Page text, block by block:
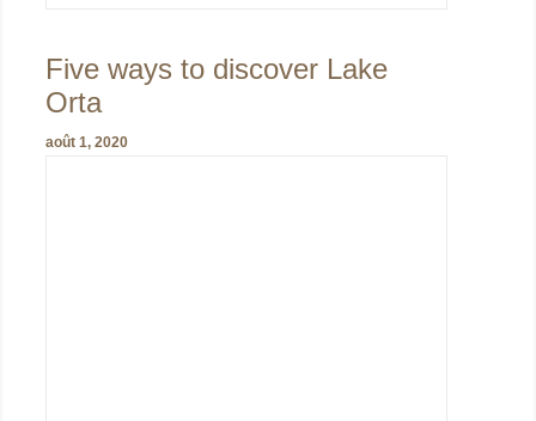
Five ways to discover Lake
Orta
août 1, 2020